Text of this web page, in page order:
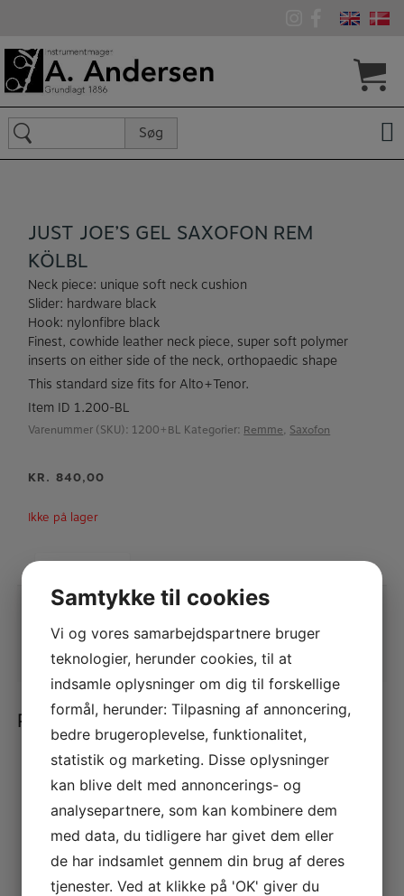
indholdet
Søg
efter:
Søg
JUST JOE’S GEL SAXOFON REM
KÖLBL
Neck piece: unique soft neck cushion
Slider: hardware black
Hook: nylonfibre black
Finest, cowhide leather neck piece, super soft polymer
inserts on either side of the neck, orthopaedic shape
This standard size fits for Alto+Tenor.
Item ID 1.200-BL
Varenummer (SKU): 1200+BL Kategorier: Remme, Saxofon
KR. 840,00
Ikke på lager
Relaterede varer
BG Fagot Harness
240,00
KR. 995,00
Samtykke til cookies
Vi og vores samarbejdspartnere bruger
teknologier, herunder cookies, til at
indsamle oplysninger om dig til forskellige
formål, herunder: Tilpasning af annoncering,
bedre brugeroplevelse, funktionalitet,
statistik og marketing. Disse oplysninger
kan blive delt med annoncerings- og
analysepartnere, som kan kombinere dem
med data, du tidligere har givet dem eller
de har indsamlet gennem din brug af deres
tjenester. Ved at klikke på 'OK' giver du